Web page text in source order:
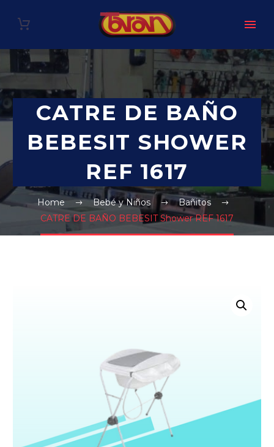
CATRE DE BAÑO
BEBESIT SHOWER
REF 1617
Home Bebé y Niños
Bañitos
CATRE DE BAÑO BEBESIT Shower REF 1617